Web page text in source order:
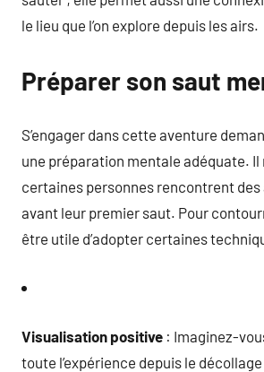
le lieu que l’on explore depuis les airs.
Préparer son saut
S’engager dans cette aventure
une préparation mentale adéquate. Il
certaines personnes rencontrent
avant leur premier saut. Pour
être utile d’adopter certaines
Visualisation positive : Imaginez-
toute l’expérience depuis le décollage